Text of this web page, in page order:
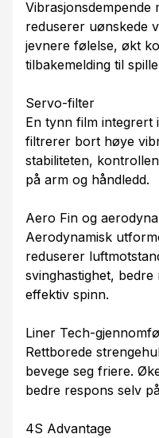
Vibrasjonsdempende
reduserer uønskede
jevnere følelse, økt
tilbakemelding til
Servo-filter
En tynn film integrert
filtrerer bort høye
stabiliteten,
på arm og håndledd.
Aero Fin og
Aerodynamisk
reduserer
svinghastighet,
effektiv spinn.
Liner Tech-
Rettborede
bevege seg friere.
bedre respons selv
4S Advantage